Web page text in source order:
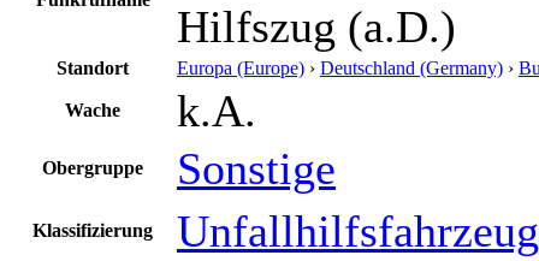
Hilfszug (a.D.)
Standort Europa (Europe) › Deutschland (Germany) ›
Wache k.A.
Obergruppe Sonstige
Klassifizierung Unfallhilfsfahrzeug